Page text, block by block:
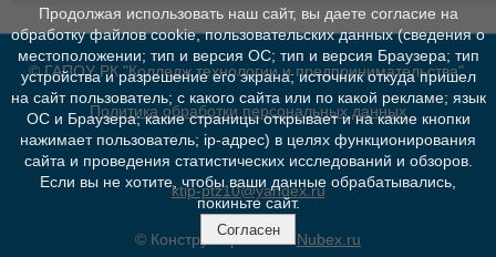
© ГАПОУ РК "Колледж технологии и предпринимательства"
Политика обработки персональных данных
ktip-ptz10@yandex.ru
© Конструктор сайтовNubex.ru
Продолжая использовать наш сайт, вы даете согласие на
обработку файлов cookie, пользовательских данных (сведения о
местоположении; тип и версия ОС; тип и версия Браузера; тип
устройства и разрешение его экрана; источник откуда пришел
на сайт пользователь; с какого сайта или по какой рекламе; язык
ОС и Браузера; какие страницы открывает и на какие кнопки
нажимает пользователь; ip-адрес) в целях функционирования
сайта и проведения статистических исследований и обзоров.
Если вы не хотите, чтобы ваши данные обрабатывались,
покиньте сайт.
Согласен